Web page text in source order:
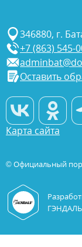
346880, г.
+7 (863) 545-
Оставить
Карта сайта
© Официальный